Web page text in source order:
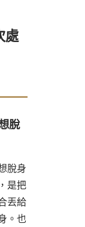
處
脫
脫身
是把
丟給
。也